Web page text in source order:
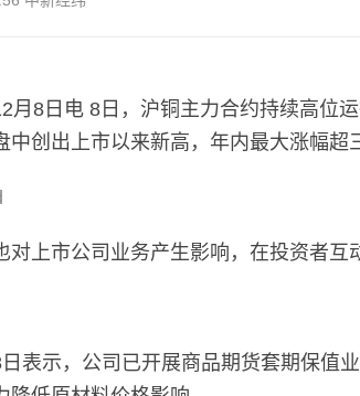
8日电 8日，沪铜主力合约持续高位运
中创出上市以来新高，年内最大涨幅超
上市公司业务产生影响，在投资者互
示，公司已开展商品期货套期保值业